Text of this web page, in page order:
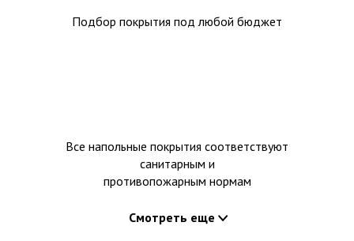
Подбор покрытия под любой бюджет
Все напольные покрытия соответствуют
санитарным и
противопожарным нормам
Смотреть еще